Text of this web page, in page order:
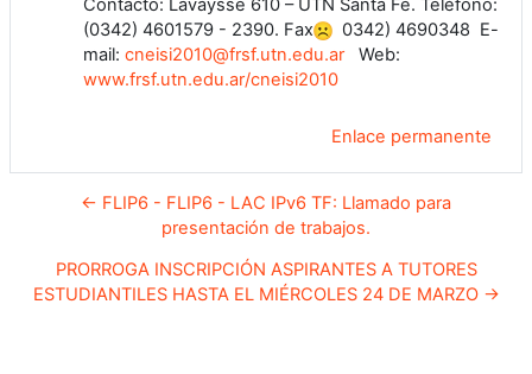
Contacto: Lavaysse 610 – UTN Santa Fe. Teléfono:
(0342) 4601579 - 2390. Fax
0342) 4690348 E-
mail: cneisi2010@frsf.utn.edu.arWeb:
www.frsf.utn.edu.ar/cneisi2010
Enlace permanente
← FLIP6 - FLIP6 - LAC IPv6 TF: Llamado para
presentación de trabajos.
PRORROGA INSCRIPCIÓN ASPIRANTES A TUTORES
ESTUDIANTILES HASTA EL MIÉRCOLES 24 DE MARZO →